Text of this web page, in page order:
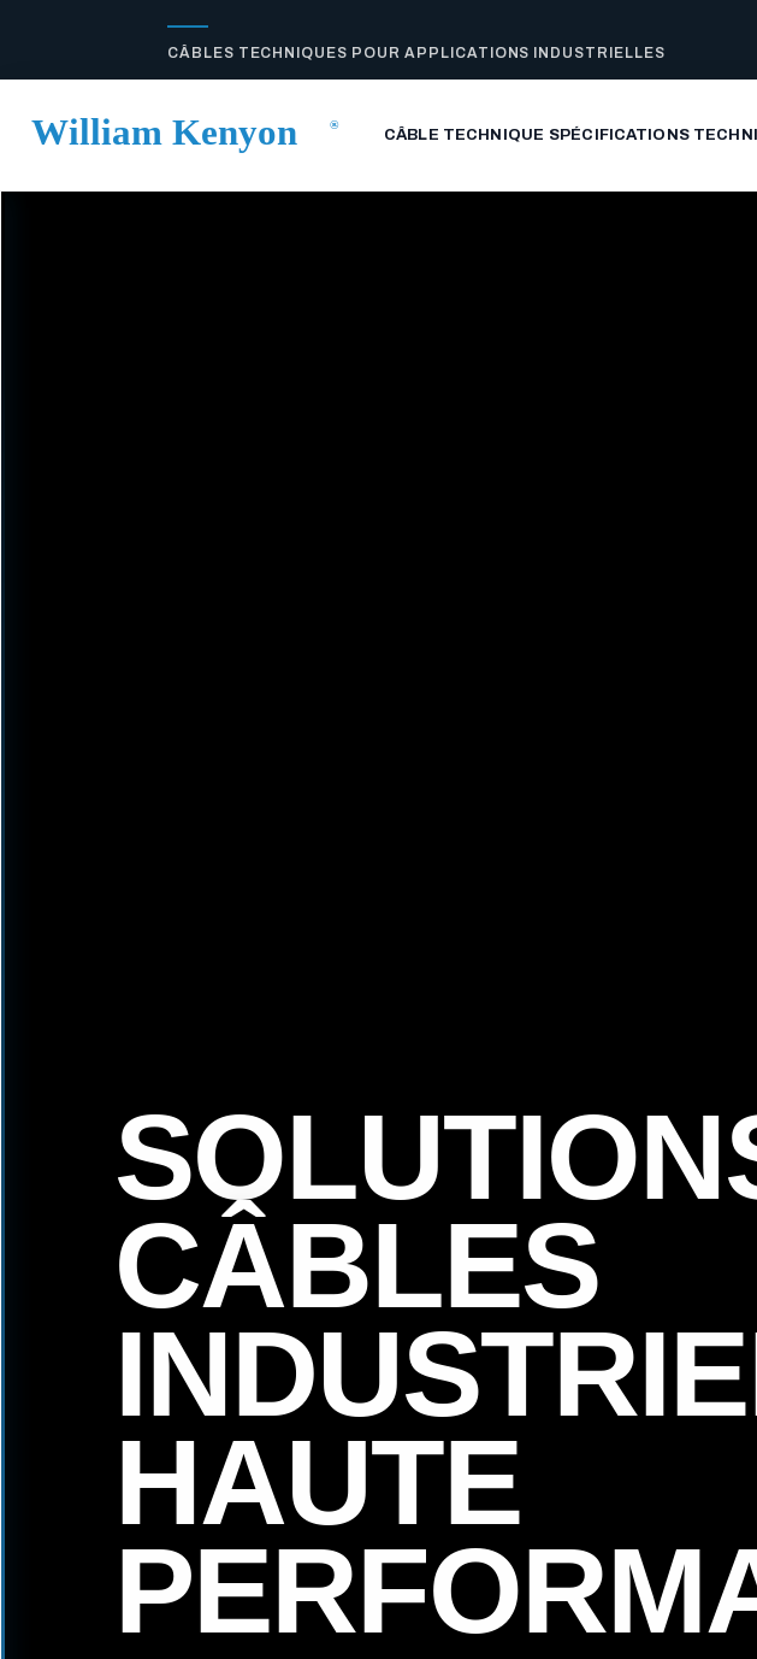
CÂBLES TECHNIQUES POUR APPLICATIONS INDUSTRIELLES
CÂBLE TECHNIQUE SPÉCIFICATIONS
CÂBLES
HAUTE